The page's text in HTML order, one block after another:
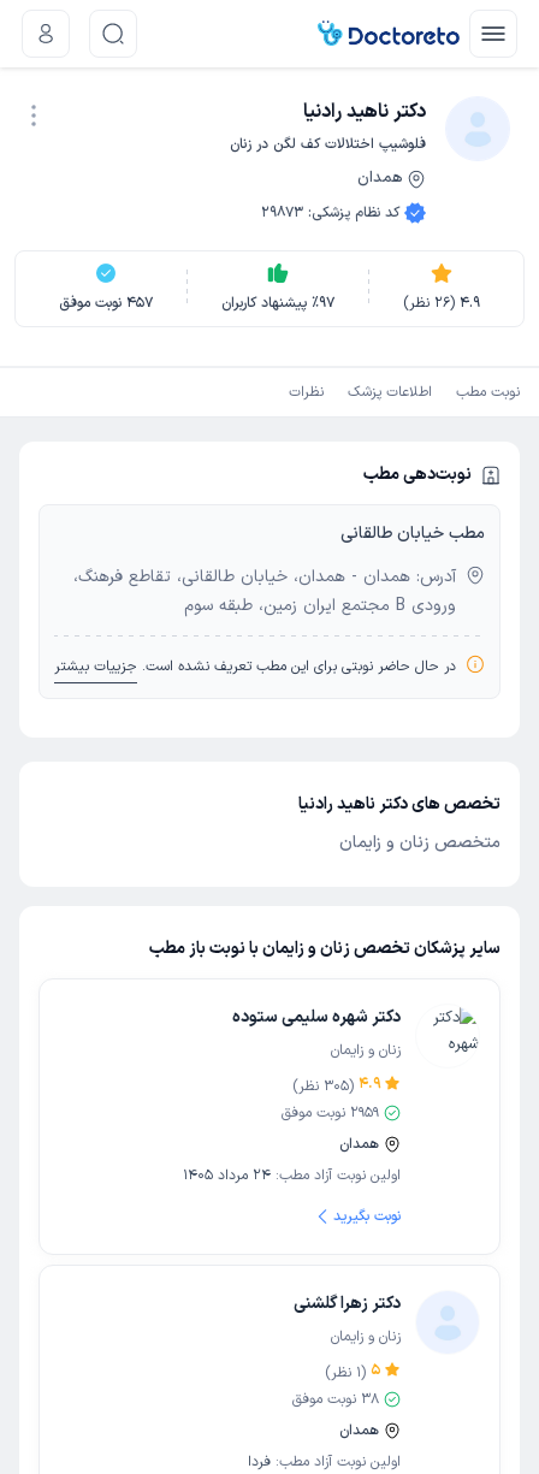
دکتر ناهید رادنیا
فلوشیپ اختلالات کف لگن در زنان
همدان
کد نظام پزشکی:
29873
4.9
(
26 نظر) ٪97 پیشنهاد کاربران 457 نوبت موفق
نوبت مطب اطلاعات پزشک نظرات
نوبت‌دهی مطب
مطب خیابان طالقانی
آدرس: همدان - همدان، خیابان طالقانی، تقاطع فرهنگ،
ورودی B مجتمع ایران زمین، طبقه سوم
در حال حاضر نوبتی برای این مطب تعریف نشده است. جزییات بیشتر
تخصص های دکتر ناهید رادنیا
متخصص زنان و زایمان
سایر پزشکان تخصص زنان و زایمان با نوبت باز مطب
دکتر شهره سلیمی ستوده
زنان و زایمان
4.9
(
305 نظر)
2959 نوبت موفق
همدان
اولین نوبت آزاد مطب: 24 مرداد 1405
نوبت بگیرید
دکتر زهرا گلشنی
زنان و زایمان
5
(
1 نظر)
38 نوبت موفق
همدان
اولین نوبت آزاد مطب: فردا